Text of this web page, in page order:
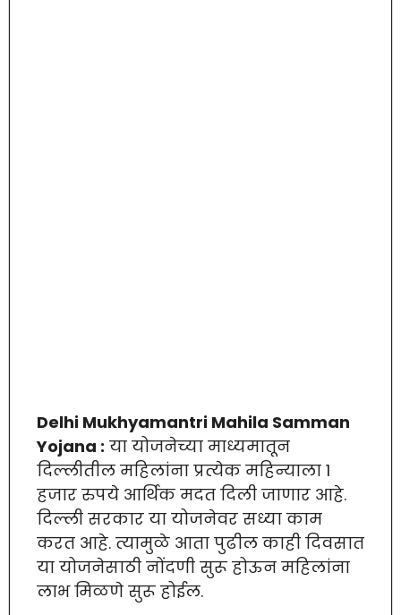
Delhi Mukhyamantri Mahila Samman
Yojana : या योजनेच्या माध्यमातून
दिल्लीतील महिलांना प्रत्येक महिन्याला 1
हजार रुपये आर्थिक मदत दिली जाणार आहे.
दिल्ली सरकार या योजनेवर सध्या काम
करत आहे. त्यामुळे आता पुढील काही दिवसात
या योजनेसाठी नोंदणी सुरू होऊन महिलांना
लाभ मिळणे सुरू होईल.